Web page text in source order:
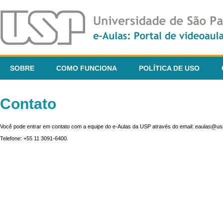
SOBRE COMO FUNCIONA POLÍTICA DE USO
Contato
Você pode entrar em contato com a equipe do e-Aulas da USP através do email:
Telefone: +55 11 3091-6400.